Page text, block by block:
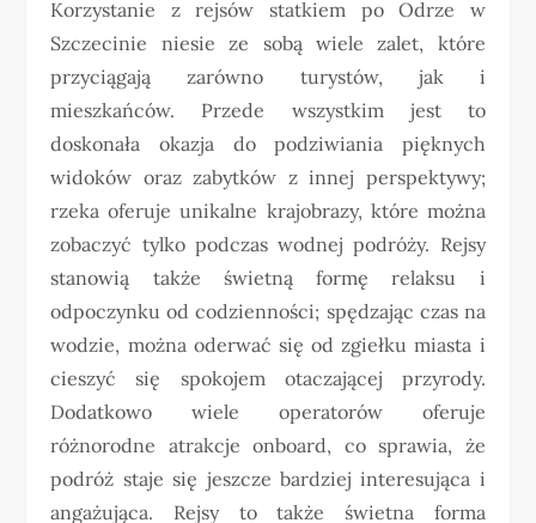
Korzystanie z rejsów statkiem po Odrze w
Szczecinie niesie ze sobą wiele zalet, które
przyciągają zarówno turystów, jak i
mieszkańców. Przede wszystkim jest to
doskonała okazja do podziwiania pięknych
widoków oraz zabytków z innej perspektywy;
rzeka oferuje unikalne krajobrazy, które można
zobaczyć tylko podczas wodnej podróży. Rejsy
stanowią także świetną formę relaksu i
odpoczynku od codzienności; spędzając czas na
wodzie, można oderwać się od zgiełku miasta i
cieszyć się spokojem otaczającej przyrody.
Dodatkowo wiele operatorów oferuje
różnorodne atrakcje onboard, co sprawia, że
podróż staje się jeszcze bardziej interesująca i
angażująca. Rejsy to także świetna forma